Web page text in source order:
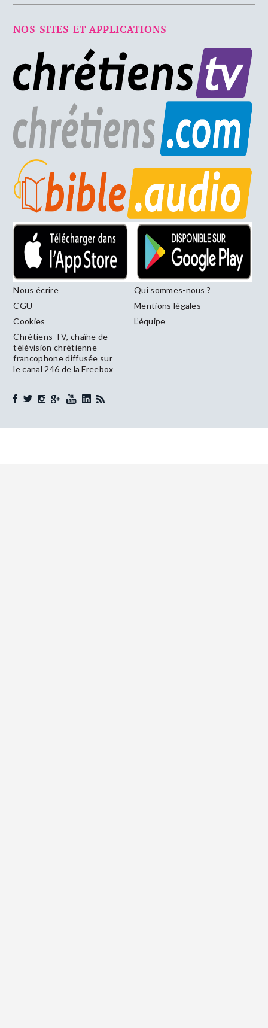
NOS SITES ET APPLICATIONS
Nous écrire
Qui sommes-nous ?
CGU
Mentions légales
Cookies
L’équipe
Chrétiens TV, chaîne de
télévision chrétienne
francophone diffusée sur
le canal 246 de la Freebox